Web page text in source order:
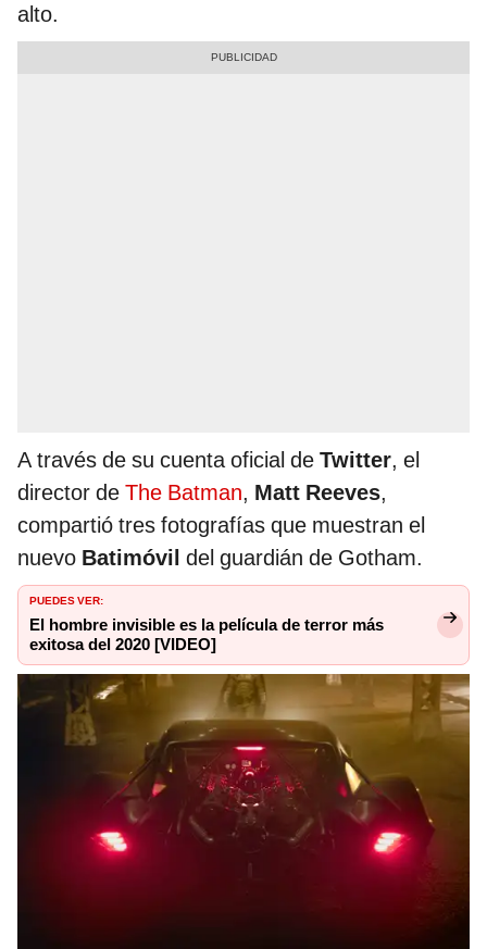
alto.
A través de su cuenta oficial de Twitter, el
director de The Batman, Matt Reeves,
compartió tres fotografías que muestran el
nuevo Batimóvil del guardián de Gotham.
PUEDES VER:
El hombre invisible es la película de terror más
exitosa del 2020 [VIDEO]